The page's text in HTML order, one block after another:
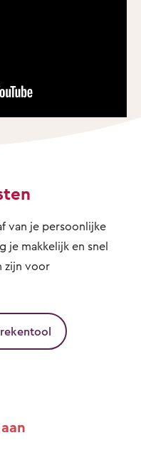
van je persoonlijke
je makkelijk en snel
zijn voor